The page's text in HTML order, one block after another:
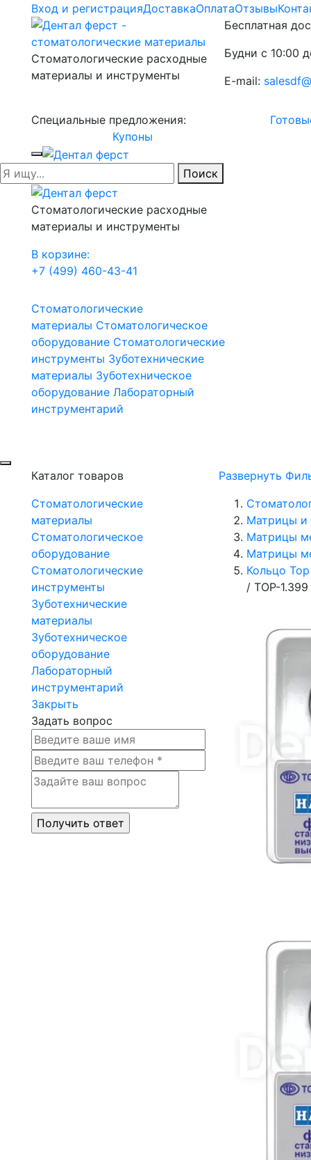
Вход и регистрацияДоставкаОплатаОтзывы
Стоматологические расходные
материалы и инструменты
Бесплатная
Будни с 10:00
E-mail:
Специальные предложения:
Купоны
Поиск
Стоматологические расходные
материалы и инструменты
В корзине:
+7 (499) 460-43-41
Стоматологические
материалы Стоматологическое
оборудование Стоматологические
инструменты Зуботехнические
материалы Зуботехническое
оборудование Лабораторный
инструментарий
Каталог товаров
Стоматологические
материалы
Стоматологическое
оборудование
Стоматологические
инструменты
Зуботехнические
материалы
Зуботехническое
оборудование
Лабораторный
инструментарий
Закрыть
Задать вопрос
Развернуть
Матрицы и
Матрицы
Матрицы
Кольцо Тор
/ ТОР-